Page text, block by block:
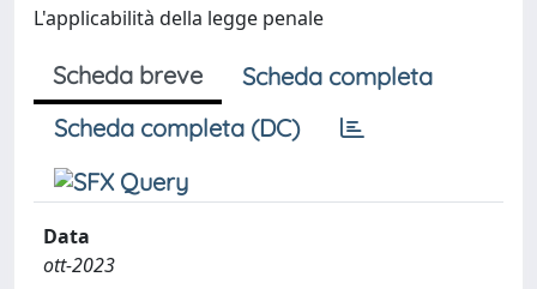
L'applicabilità della legge penale
Scheda breve
Scheda completa
Scheda completa (DC)
Data
ott-2023